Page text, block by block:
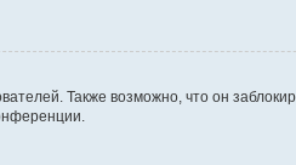
Также возможно, что он